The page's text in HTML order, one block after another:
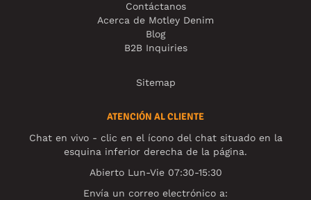
Contáctanos
Acerca de Motley Denim
Blog
B2B Inquiries
Sitemap
ATENCIÓN AL CLIENTE
Chat en vivo - clic en el ícono del chat situado en la
esquina inferior derecha de la página.
Abierto Lun-Vie 07:30-15:30
Envía un correo electrónico a: